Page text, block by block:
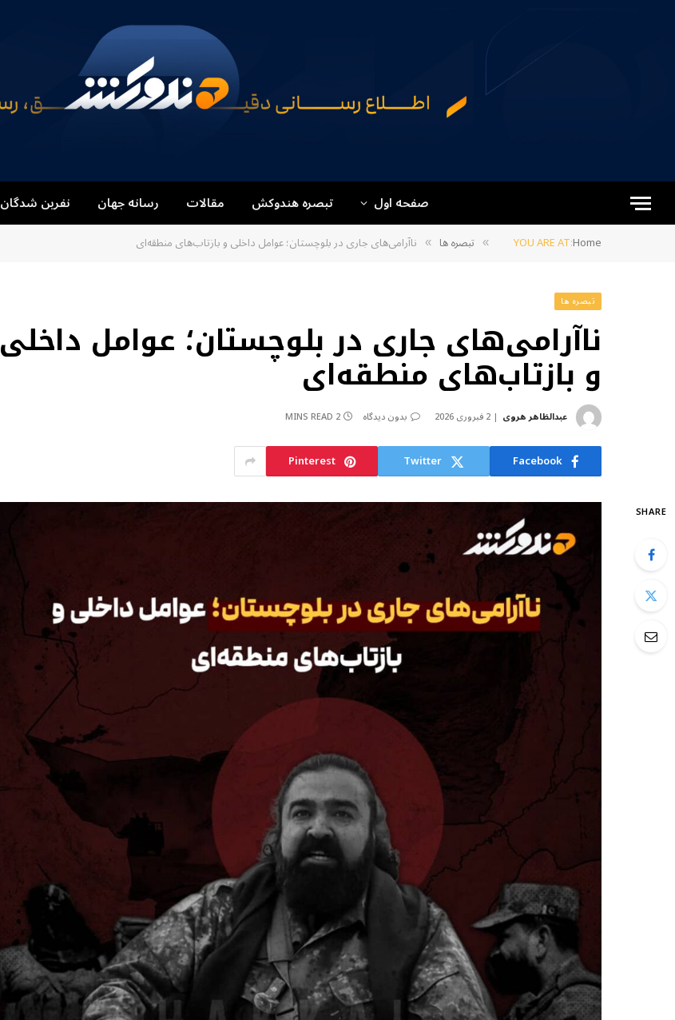
صفحه اول تبصره هندوکش مقالات رسانه جهان نفرین شدگان
YOU ARE AT:Home
» تبصره ها » ناآرامی‌های جاری در بلوچستان؛ عوامل داخلی و بازتاب‌های منطقه‌ای
تبصره ها
ناآرامی‌های جاری در بلوچستان؛ عوامل داخلی
و بازتاب‌های منطقه‌ای
عبدالظاهر هروی 2 فبروری 2026 بدون دیدگاه 2 MINS READ
Facebook
Twitter
Pinterest
SHARE